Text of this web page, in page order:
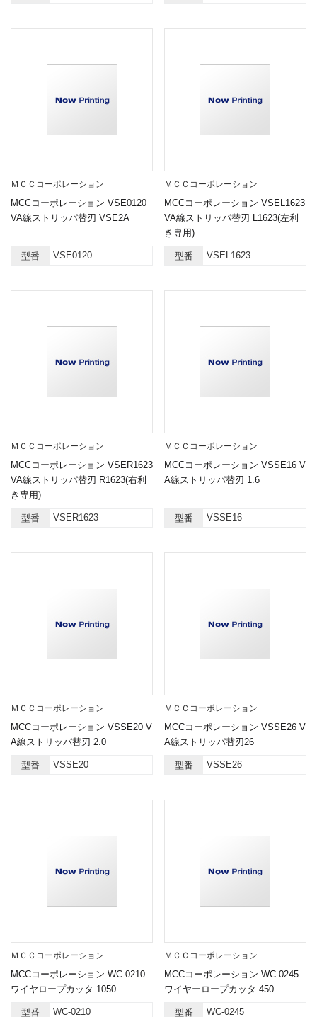
ＭＣＣコーポレーション
MCCコーポレーション VSE0120
VA線ストリッパ替刃 VSE2A
型番 VSE0120
ＭＣＣコーポレーション
MCCコーポレーション VSEL1623
VA線ストリッパ替刃 L1623(左利
き専用)
型番 VSEL1623
ＭＣＣコーポレーション
MCCコーポレーション VSER1623
VA線ストリッパ替刃 R1623(右利
き専用)
型番 VSER1623
ＭＣＣコーポレーション
MCCコーポレーション VSSE16 V
A線ストリッパ替刃 1.6
型番 VSSE16
ＭＣＣコーポレーション
MCCコーポレーション VSSE20 V
A線ストリッパ替刃 2.0
型番 VSSE20
ＭＣＣコーポレーション
MCCコーポレーション VSSE26 V
A線ストリッパ替刃26
型番 VSSE26
ＭＣＣコーポレーション
MCCコーポレーション WC-0210
ワイヤロープカッタ 1050
型番 WC-0210
ＭＣＣコーポレーション
MCCコーポレーション WC-0245
ワイヤーロープカッタ 450
型番 WC-0245